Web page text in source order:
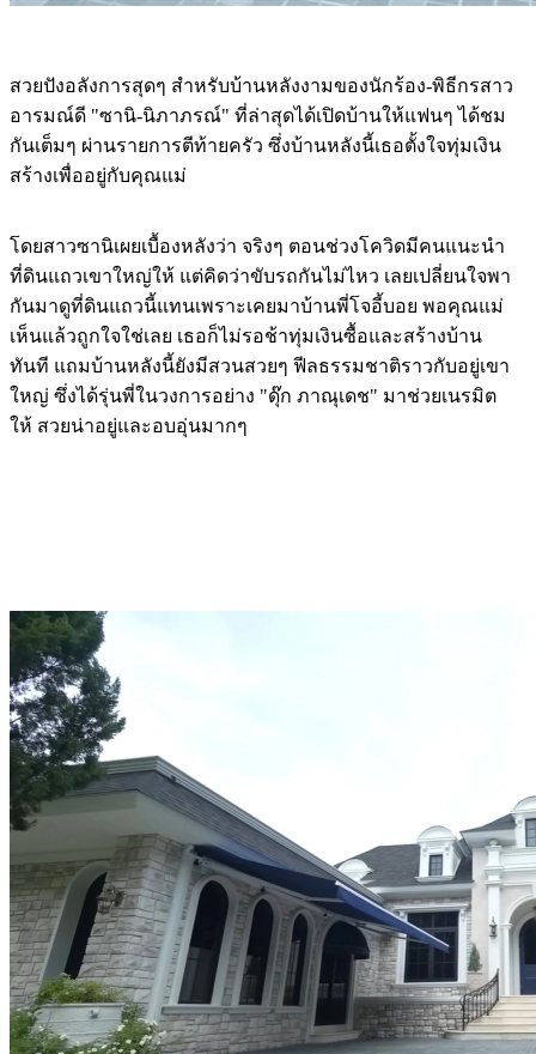
สวยปังอลังการสุดๆ สำหรับบ้านหลังงามของนักร้อง-พิธีกรสาว
อารมณ์ดี "ซานิ-นิภาภรณ์" ที่ล่าสุดได้เปิดบ้านให้แฟนๆ ได้ชม
กันเต็มๆ ผ่านรายการตีท้ายครัว ซึ่งบ้านหลังนี้เธอตั้งใจทุ่มเงิน
สร้างเพื่ออยู่กับคุณแม่
โดยสาวซานิเผยเบื้องหลังว่า จริงๆ ตอนช่วงโควิดมีคนแนะนำ
ที่ดินแถวเขาใหญ่ให้ แต่คิดว่าขับรถกันไม่ไหว เลยเปลี่ยนใจพา
กันมาดูที่ดินแถวนี้แทนเพราะเคยมาบ้านพี่โจอี้บอย พอคุณแม่
เห็นแล้วถูกใจใช่เลย เธอก็ไม่รอช้าทุ่มเงินซื้อและสร้างบ้าน
ทันที แถมบ้านหลังนี้ยังมีสวนสวยๆ ฟีลธรรมชาติราวกับอยู่เขา
ใหญ่ ซึ่งได้รุ่นพี่ในวงการอย่าง "ดุ๊ก ภาณุเดช" มาช่วยเนรมิต
ให้ สวยน่าอยู่และอบอุ่นมากๆ